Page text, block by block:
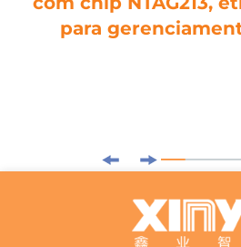
para